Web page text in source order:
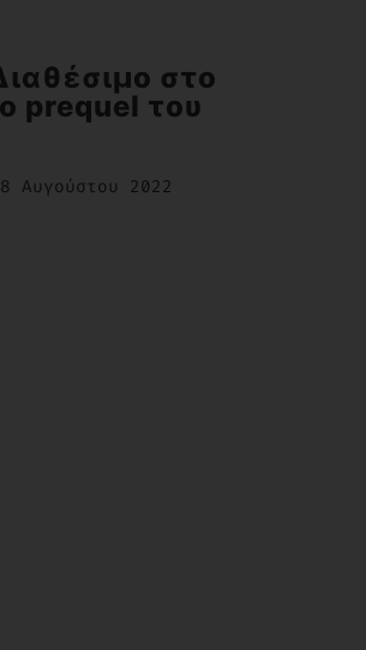
στο
prequel του
8 Αυγούστου 2022